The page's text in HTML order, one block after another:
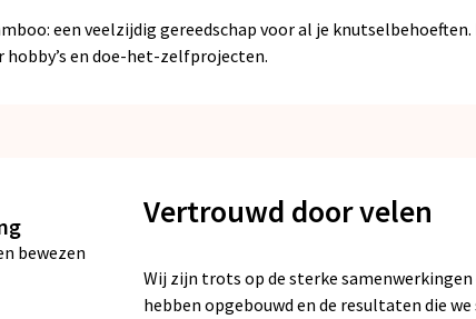
een veelzijdig gereedschap voor al je
en doe-het-zelfprojecten.
bewezen
Vertrouwd door velen
Wij zijn trots op de sterke samenwerkingen
hebben opgebouwd en de resultaten die we